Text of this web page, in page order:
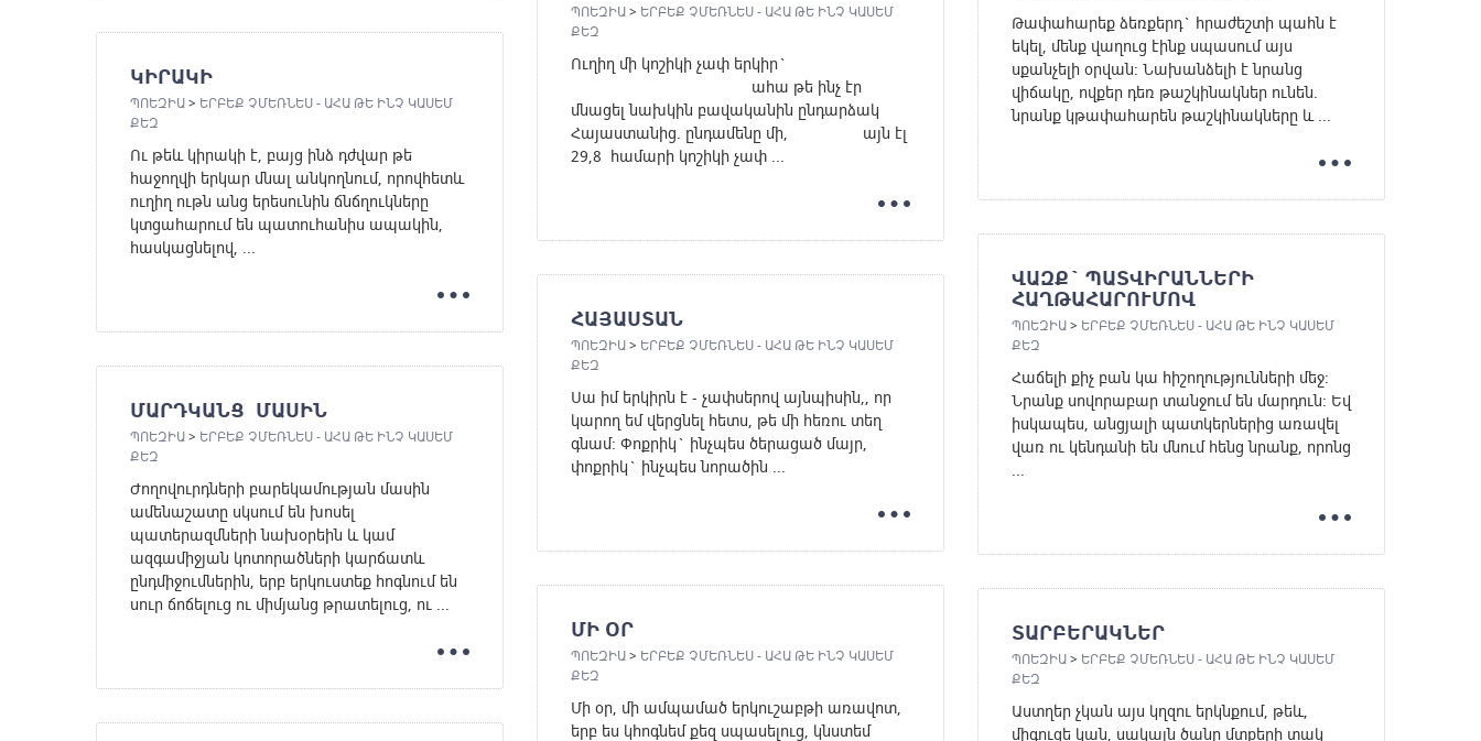
Թափահարեք ձեռքերդ` հրաժեշտի պահն է
եկել, մենք վաղուց էինք սպասում այս
սքանչելի օրվան: Նախանձելի է նրանց
վիճակը, ովքեր դեռ թաշկինակներ ունեն.
նրանք կթափահարեն թաշկինակները և ...
ՊՈԵԶԻԱ> ԵՐԲԵՔ ՉՄԵՌՆԵՍ - ԱՀԱ ԹԵ ԻՆՉ ԿԱՍԵՄ
ՔԵԶ
Ուղիղ մի կոշիկի չափ երկիր`
ահա թե ինչ էր
մնացել նախկին բավականին ընդարձակ
Հայաստանից. ընդամենը մի, այն էլ
29,8 համարի կոշիկի չափ ...
ԿԻՐԱԿԻ
ՊՈԵԶԻԱ> ԵՐԲԵՔ ՉՄԵՌՆԵՍ - ԱՀԱ ԹԵ ԻՆՉ ԿԱՍԵՄ
ՔԵԶ
Ու թեև կիրակի է, բայց ինձ դժվար թե
հաջողվի երկար մնալ անկողնում, որովհետև
ուղիղ ութն անց երեսունին ճնճղուկները
կտցահարում են պատուհանիս ապակին,
հասկացնելով, ...
ՎԱԶՔ` ՊԱՏՎԻՐԱՆՆԵՐԻ
ՀԱՂԹԱՀԱՐՈՒՄՈՎ
ՊՈԵԶԻԱ> ԵՐԲԵՔ ՉՄԵՌՆԵՍ - ԱՀԱ ԹԵ ԻՆՉ ԿԱՍԵՄ
ՔԵԶ
Հաճելի քիչ բան կա հիշողությունների մեջ:
Նրանք սովորաբար տանջում են մարդուն: Եվ
իսկապես, անցյալի պատկերներից առավել
վառ ու կենդանի են մնում հենց նրանք, որոնց
ՀԱՅԱՍՏԱՆ
ՊՈԵԶԻԱ> ԵՐԲԵՔ ՉՄԵՌՆԵՍ - ԱՀԱ ԹԵ ԻՆՉ ԿԱՍԵՄ
ՔԵԶ
Սա իմ երկիրն է - չափսերով այնպիսին,, որ
կարող եմ վերցնել հետս, թե մի հեռու տեղ
գնամ: Փոքրիկ` ինչպես ծերացած մայր,
փոքրիկ` ինչպես նորածին ...
ՄԱՐԴԿԱՆՑ ՄԱՍԻՆ
ՊՈԵԶԻԱ> ԵՐԲԵՔ ՉՄԵՌՆԵՍ - ԱՀԱ ԹԵ ԻՆՉ ԿԱՍԵՄ
ՔԵԶ
Ժողովուրդների բարեկամության մասին
ամենաշատը սկսում են խոսել
պատերազմների նախօրեին և կամ
ազգամիջյան կոտորածների կարճատև
ընդմիջումներին, երբ երկուստեք հոգնում են
սուր ճոճելուց ու միմյանց թրատելուց, ու ...
ՄԻ ՕՐ
ՊՈԵԶԻԱ> ԵՐԲԵՔ ՉՄԵՌՆԵՍ - ԱՀԱ ԹԵ ԻՆՉ ԿԱՍԵՄ
ՔԵԶ
Մի օր, մի ամպամած երկուշաբթի առավոտ,
երբ ես կհոգնեմ քեզ սպասելուց, կնստեմ
ՏԱՐԲԵՐԱԿՆԵՐ
ՊՈԵԶԻԱ> ԵՐԲԵՔ ՉՄԵՌՆԵՍ - ԱՀԱ ԹԵ ԻՆՉ ԿԱՍԵՄ
ՔԵԶ
Աստղեր չկան այս կղզու երկնքում, թեև,
միգուցե կան, սակայն ծանր մտքերի տակ